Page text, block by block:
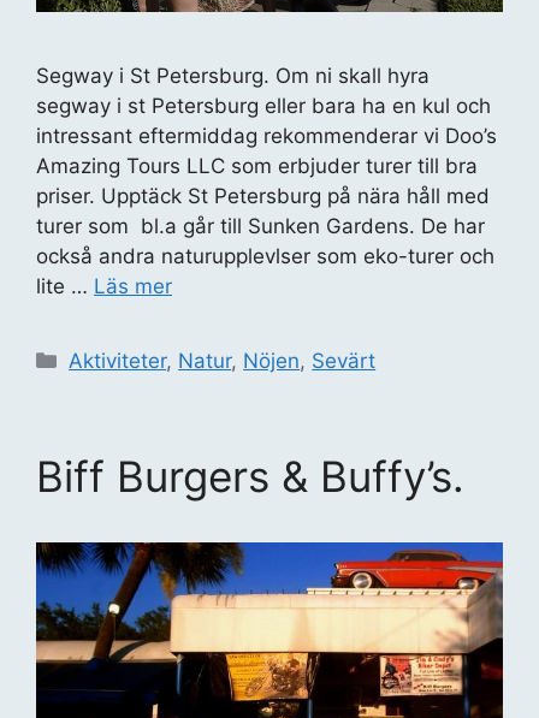
Segway i St Petersburg. Om ni skall hyra
segway i st Petersburg eller bara ha en kul och
intressant eftermiddag rekommenderar vi Doo’s
Amazing Tours LLC som erbjuder turer till bra
priser. Upptäck St Petersburg på nära håll med
turer som bl.a går till Sunken Gardens. De har
också andra naturupplevlser som eko-turer och
lite … Läs mer
Kategorier
Aktiviteter, Natur, Nöjen, Sevärt
Biff Burgers & Buffy’s.